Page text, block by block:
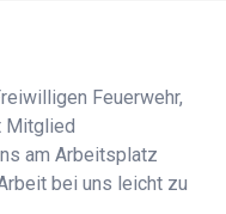
Feuerwehr,
Mitglied
am Arbeitsplatz
bei uns leicht zu